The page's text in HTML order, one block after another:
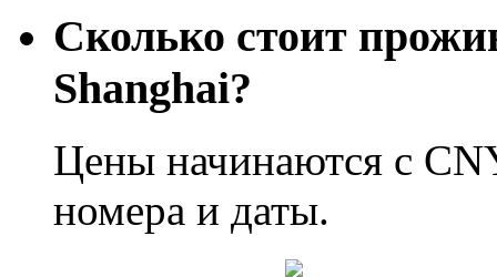
Сколько стоит
Shanghai?
Цены начинаются с
номера и даты.